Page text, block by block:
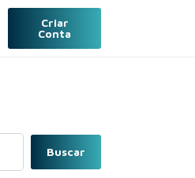
Criar
Conta
Buscar